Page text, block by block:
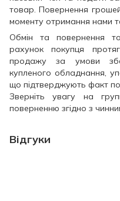
товар. Повернення
моменту отримання нами
Обмін та повернення
рахунок покупця
продажу за умови
купленого обладнання,
що підтверджують факт
Зверніть увагу на
поверненню згідно з
Відгуки